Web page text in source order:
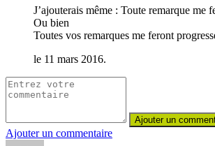
J’ajouterais même : Toute remarque me
Ou bien
Toutes vos remarques me feront
le 11 mars 2016.
Ajouter un commentaire